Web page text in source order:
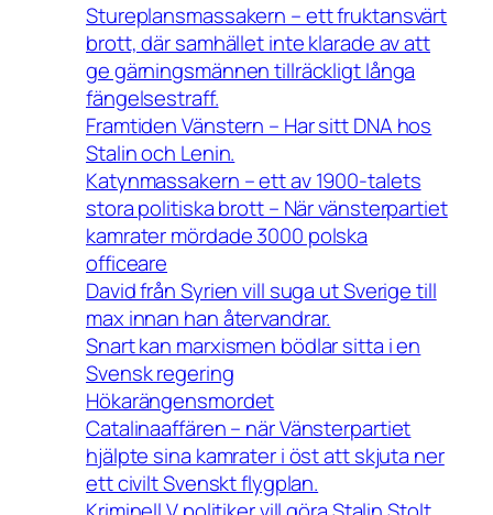
Stureplansmassakern – ett fruktansvärt
brott, där samhället inte klarade av att
ge gärningsmännen tillräckligt långa
fängelsestraff.
Framtiden Vänstern – Har sitt DNA hos
Stalin och Lenin.
Katynmassakern – ett av 1900-talets
stora politiska brott – När vänsterpartiet
kamrater mördade 3000 polska
officeare
David från Syrien vill suga ut Sverige till
max innan han återvandrar.
Snart kan marxismen bödlar sitta i en
Svensk regering
Hökarängensmordet
Catalinaaffären – när Vänsterpartiet
hjälpte sina kamrater i öst att skjuta ner
ett civilt Svenskt flygplan.